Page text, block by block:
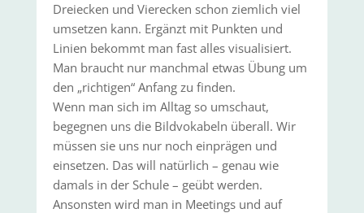
Dreiecken und Vierecken schon ziemlich viel
umsetzen kann. Ergänzt mit Punkten und
Linien bekommt man fast alles visualisiert.
Man braucht nur manchmal etwas Übung um
den „richtigen“ Anfang zu finden.
Wenn man sich im Alltag so umschaut,
begegnen uns die Bildvokabeln überall. Wir
müssen sie uns nur noch einprägen und
einsetzen. Das will natürlich – genau wie
damals in der Schule – geübt werden.
Ansonsten wird man in Meetings und auf